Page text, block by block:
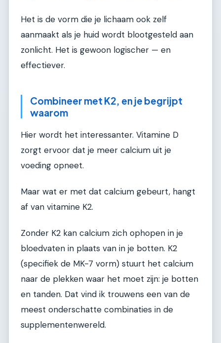
Het is de vorm die je lichaam ook zelf
aanmaakt als je huid wordt blootgesteld aan
zonlicht. Het is gewoon logischer — en
effectiever.
Combineer met K2, en je begrijpt
waarom
Hier wordt het interessanter. Vitamine D
zorgt ervoor dat je meer calcium uit je
voeding opneet.
Maar wat er met dat calcium gebeurt, hangt
af van vitamine K2.
Zonder K2 kan calcium zich ophopen in je
bloedvaten in plaats van in je botten. K2
(specifiek de MK-7 vorm) stuurt het calcium
naar de plekken waar het moet zijn: je botten
en tanden. Dat vind ik trouwens een van de
meest onderschatte combinaties in de
supplementenwereld.